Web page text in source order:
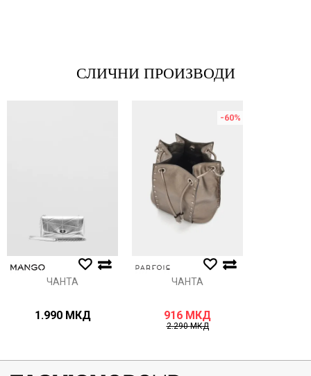
Анти спам заштита - пресметајте колку е 4 + 1 :
ИСПРАТИ
СЛИЧНИ ПРОИЗВОДИ
ЧАНТА
1.990 МКД
-60%
ЧАНТА
916 МКД
2.290МКД